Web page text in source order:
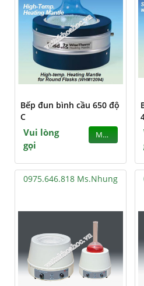
Bếp đun bình cầu 650 độ
C
Vui lòng
gọi
MUA
0975.646.818 Ms.Nhung